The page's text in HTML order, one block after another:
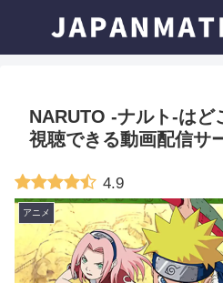
NARUTO -ナルト-はど
視聴できる動画配信サ
4.9
アニメ